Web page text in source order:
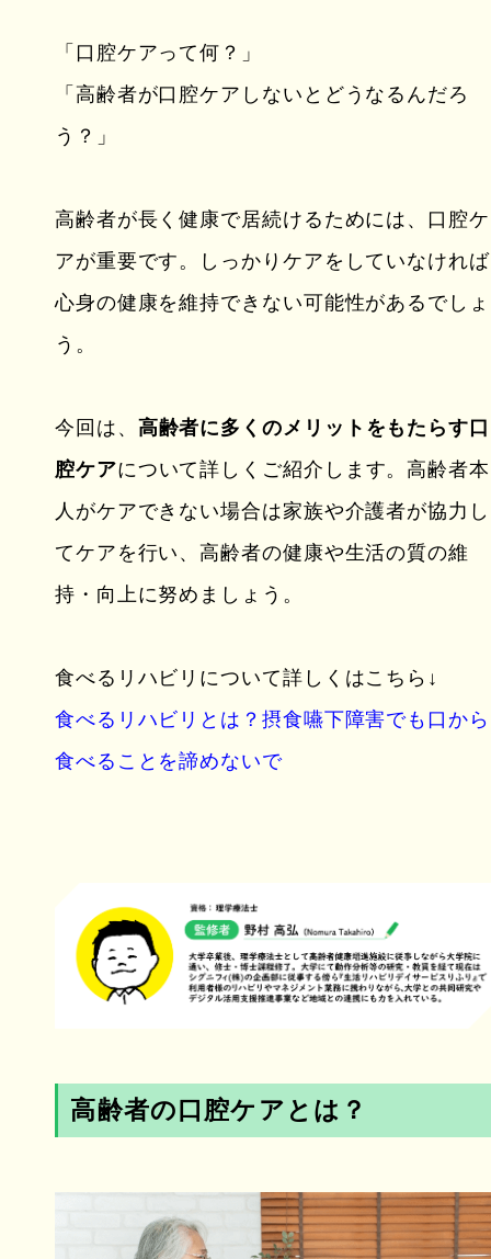
「口腔ケアって何？」
「高齢者が口腔ケアしないとどうなるんだろ
う？」
高齢者が長く健康で居続けるためには、口腔ケ
アが重要です。しっかりケアをしていなければ
心身の健康を維持できない可能性があるでしょ
う。
今回は、 高齢者に多くのメリットをもたらす口
腔ケアについて詳しくご紹介します。高齢者本
人がケアできない場合は家族や介護者が協力し
てケアを行い、高齢者の健康や生活の質の維
持・向上に努めましょう。
食べるリハビリについて詳しくはこちら↓
食べるリハビリとは？摂食嚥下障害でも口から
食べることを諦めないで
高齢者の口腔ケアとは？